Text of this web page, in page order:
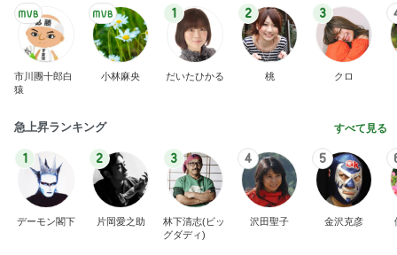
市川團十郎白
猿
小林麻央
1
だいたひかる
2
桃
3
クロ
急上昇ランキング すべて見る
1
デーモン閣下
2
片岡愛之助
3
林下清志(ビッ
グダディ)
4
沢田聖子
5
金沢克彦